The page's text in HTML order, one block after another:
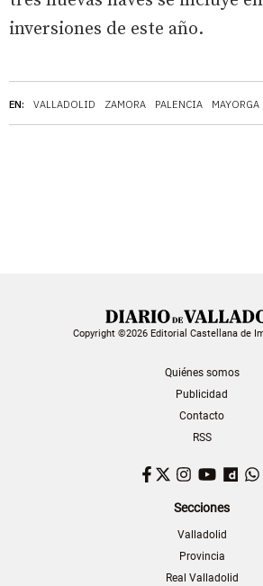
EN: VALLADOLID ZAMORA PALENCIA MAYORGA
inversiones de este año.
Copyright ©2026 Editorial Castellana de
Quiénes somos
Publicidad
Contacto
RSS
Facebook
TwitterInstagram
Secciones
Valladolid
Provincia
Real Valladolid